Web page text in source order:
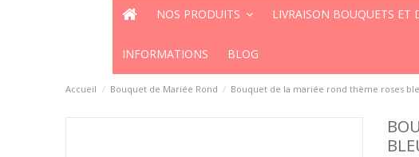
NOS PRODUITS LIVRAISON BOUQUETS ET
INFORMATIONS BLOG
Accueil Bouquet de Mariée Rond Bouquet de la mariée rond thème roses